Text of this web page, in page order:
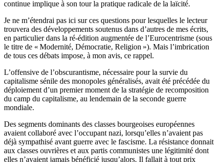
continue implique à son tour la pratique radicale de la laïcité.
Je ne m’étendrai pas ici sur ces questions pour lesquelles le lecteur
trouvera des développements soutenus dans d’autres de mes écrits,
en particulier dans la ré-édition augmentée de l’Eurocentrisme (sous
le titre de « Modernité, Démocratie, Religion »). Mais l’imbrication
de tous ces débats impose, à mon avis, ce rappel.
L’offensive de l’obscurantisme, nécessaire pour la survie du
capitalisme sénile des monopoles généralisés, avait été précédée du
déploiement d’un premier moment de la stratégie de recomposition
du camp du capitalisme, au lendemain de la seconde guerre
mondiale.
Des segments dominants des classes bourgeoises européennes
avaient collaboré avec l’occupant nazi, lorsqu’elles n’avaient pas
déjà sympathisé avant guerre avec le fascisme. La résistance donnait
aux classes ouvrières et aux partis communistes une légitimité dont
elles n’avaient jamais bénéficié jusqu’alors. Il fallait à tout prix